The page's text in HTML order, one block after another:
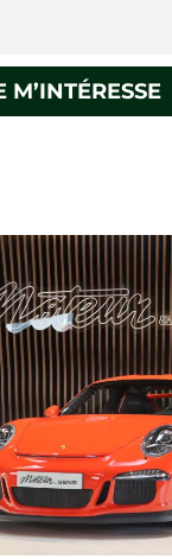
M’INTÉRESSE